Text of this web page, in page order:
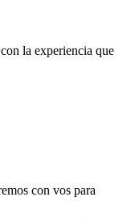
la experiencia que
con vos para